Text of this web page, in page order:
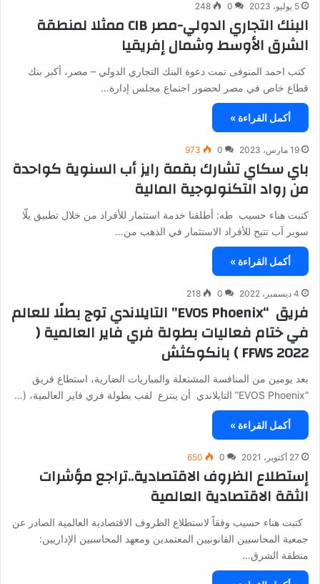
5 يوليو، 2023 0
248
البنك التجاري الدولي-مصر CIB ممثلا لمنطقة
الشرق الأوسط وشمال إفريقيا
كتب احمد المنوفى تمت دعوة البنك التجاري الدولي – مصر، أكبر بنك
قطاع خاص في مصر لحضور اجتماع مجلس إدارة…
أكمل القراءة »
19 مارس، 2023 0
973
باي سكاي تشارك بقمة رايز أب السنوية كواحدة
من رواد التكنولوجية المالية
كتبت هناء حسيب طه: أطلقنا خدمة استثمار للأفراد من خلال تطبيق يلّا
سوبر آب تتيح للأفراد الاستثمار في الذهب من…
أكمل القراءة »
4 ديسمبر، 2022 0
218
فريق “EVOS Phoenix” التايلاندي توج بطلًا للعالم
في ختام فعاليات بطولة فري فاير العالمية (
FFWS 2022 ) بانكوكثش
بعد يومين من المنافسة المشتعلة والمباريات الضارية، استطاع فريق
“EVOS Phoenix” التايلاندي أن ينتزع لقب بطولة فري فاير العالمية، (…
أكمل القراءة »
27 أكتوبر، 2021 0
650
إستطلاع الظروف الاقتصادية..تراجع مؤشرات
الثقة الاقتصادية العالمية
كتبت هناء حسيب وفقاً لاستطلاع الظروف الاقتصادية العالمية الصادر عن
جمعية المحاسبين القانونيين المعتمدين ومعهد المحاسبين الإداريين:
منطقة الشرق…